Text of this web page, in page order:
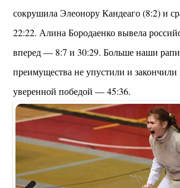
сокрушила Элеонору Кандеаго (8:2) и
22:22. Алина Бородаенко вывела
вперед — 8:7 и 30:29. Больше наши
преимущества не упустили и закончили
уверенной победой — 45:36.